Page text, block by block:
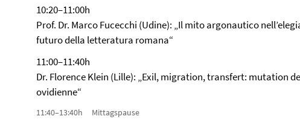
10:20–11:00h
Prof. Dr. Marco Fucecchi (Udine): „Il mito argonautico
futuro della letteratura romana“
11:00–11:40h
Dr. Florence Klein (Lille): „Exil, migration, transfert: mutation
ovidienne“
11:40–13:40h Mittagspause